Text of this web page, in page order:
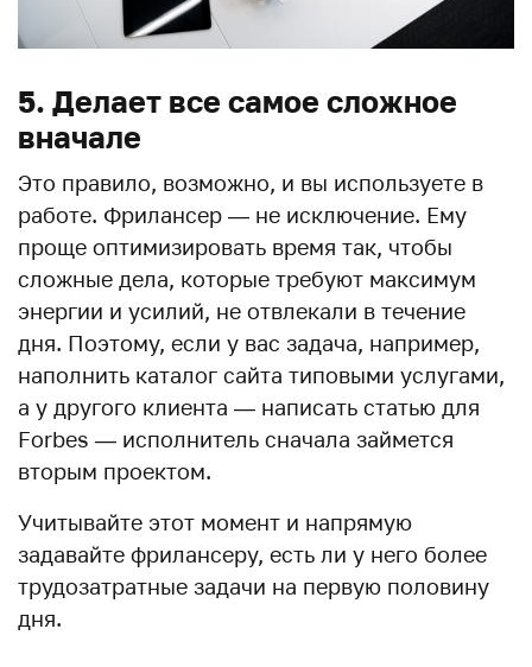
5. Делает все самое сложное
вначале
Это правило, возможно, и вы используете в
работе. Фрилансер — не исключение. Ему
проще оптимизировать время так, чтобы
сложные дела, которые требуют максимум
энергии и усилий, не отвлекали в течение
дня. Поэтому, если у вас задача, например,
наполнить каталог сайта типовыми услугами,
а у другого клиента — написать статью для
Forbes — исполнитель сначала займется
вторым проектом.
Учитывайте этот момент и напрямую
задавайте фрилансеру, есть ли у него более
трудозатратные задачи на первую половину
дня.